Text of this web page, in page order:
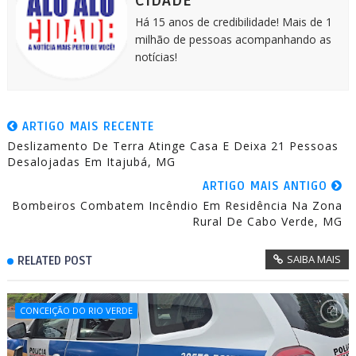
Há 15 anos de credibilidade! Mais de 1
milhão de pessoas acompanhando as
notícias!
ARTIGO MAIS RECENTE
Deslizamento De Terra Atinge Casa E Deixa 21 Pessoas
Desalojadas Em Itajubá, MG
ARTIGO MAIS ANTIGO
Bombeiros Combatem Incêndio Em Residência Na Zona
Rural De Cabo Verde, MG
RELATED POST SAIBA MAIS
CONCEIÇÃO DO RIO VERDE